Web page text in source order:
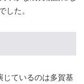
した。
じているのは多賀基